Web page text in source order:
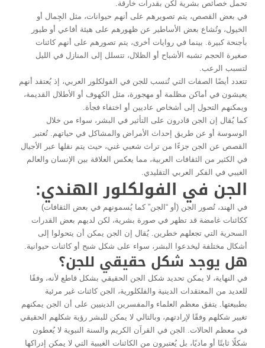
تحمل خصائص بشرية لكن بقدرات خارقة.
في بعض القصص، يتم تصويرهم على أنهم حيوانات، مثل الجِمال أو
الخيول، وتُشاع بعض الأساطير عن ظهورهم على هيئة أفاعي أو طيور
بأجنحة كبيرة. بينما في روايات أخرى، يتم تصورهم على أنهم كائنات
صغيرة الحجم تشبه الأشباح أو الظلال، تتسلل إلى المنازل في الليل
لتسبب الرعب.
تتعدد أيضًا الصفات التي تُنسب للجن في الفولكلور العربي، إذ يُعتقد أنهم
يعيشون في أماكن مظلمة أو مهجورة، مثل الكهوف أو الأطلال القديمة،
ويمكنهم التحول إلى أشخاص عاديين أو اختفاء فجأة.
كما يُقال إن الجن قادرون على التأثير في البشر، سواء من خلال
الوسوسة أو عن طريق إحداث الأمراض والمشاكل في حياتهم. تُعتبر
القصص عن الجن جزءًا من تراث شعبي غني، حيث يتم نقلها عبر الأجيال
في الكثير من الثقافات العربية، مما يعكس العلاقة بين الإنسان والعالم
الغيبي في الفكر العربي التقليدي.
الجن في الفولكلور الهندي:
في الهند، تُصور الجن (أو “الجن” كما يُسمونهم في بعض الثقافات)
ككائنات غامضة قد تظهر في صورة بشرية، لكن لديهم بعض القدرات
السحرية التي تجعلهم خطرين. يُقال إن الجن يمكن أن يتحولوا إلى
أشكال مختلفة ليخدعوا البشر، سواء على شكل شبح أو كائنات حيوانية.
هل يوجد شكل حقيقي للجن؟
في النهاية، لا يمكن تحديد شكل الجن الحقيقي بشكل قاطع لأنه، وفقًا
للعديد من المعتقدات الدينية والفلكلورية، الجن كائنات غير مرئية
بطبيعتها. يتفق معظم العلماء والمفسرين الدينيين على أن الجن يمكنهم
تغيير شكلهم وفقًا لإرادتهم، وبالتالي لا يمكن للبشر رؤية شكلهم الحقيقي
في معظم الحالات. الجن في القرآن الكريم والسنة النبوية لا يُعطون
شكلًا ثابتًا أو ماديًا، بل يُعتبرون من الكائنات الغيبية التي لا يمكن إدراكها